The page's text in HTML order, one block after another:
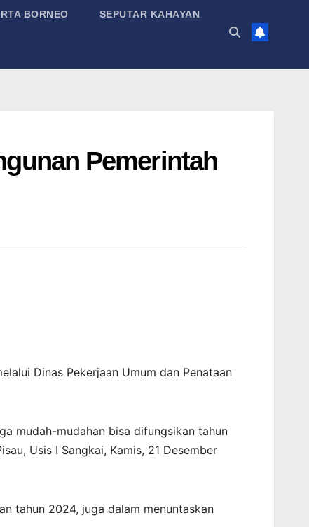
BORNEO SEPUTAR KAHAYAN
Pemerintah
Dinas Pekerjaan Umum dan Penataan
mudah-mudahan bisa difungsikan tahun
Usis I Sangkai, Kamis, 21 Desember
tahun 2024, juga dalam menuntaskan